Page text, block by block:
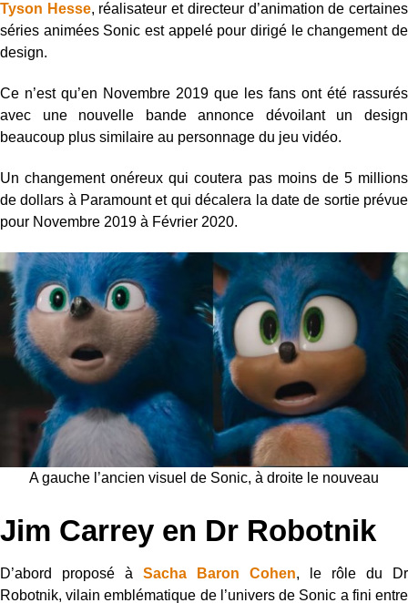
Tyson Hesse, réalisateur et directeur d’animation de certaines
séries animées Sonic est appelé pour dirigé le changement de
design.
Ce n’est qu’en Novembre 2019 que les fans ont été rassurés
avec une nouvelle bande annonce dévoilant un design
beaucoup plus similaire au personnage du jeu vidéo.
Un changement onéreux qui coutera pas moins de 5 millions
de dollars à Paramount et qui décalera la date de sortie prévue
pour Novembre 2019 à Février 2020.
A gauche l’ancien visuel de Sonic, à droite le nouveau
Jim Carrey en Dr Robotnik
D’abord proposé à Sacha Baron Cohen, le rôle du Dr
Robotnik, vilain emblématique de l’univers de Sonic a fini entre